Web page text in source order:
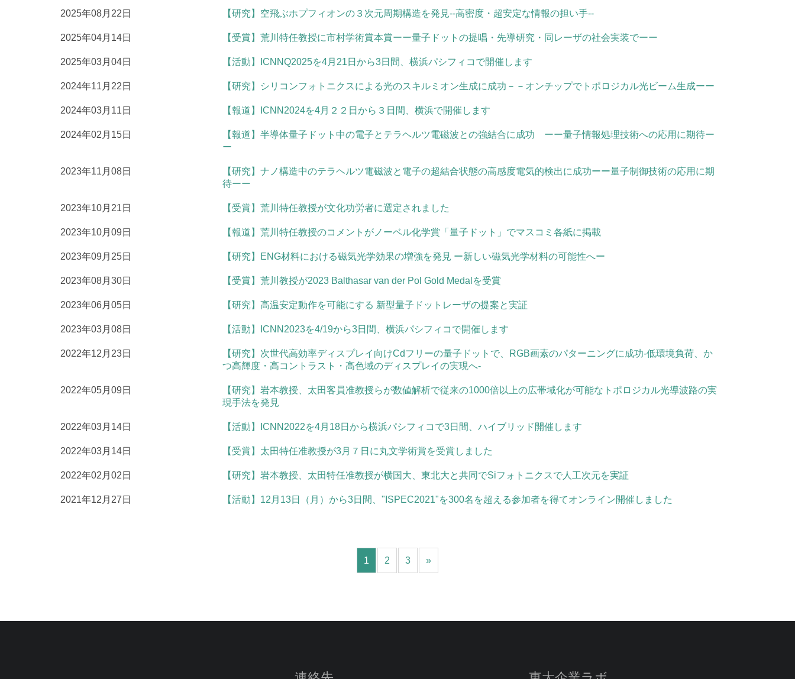
2025年08月22日 【研究】 空飛ぶホプフィオンの３次元周期構造を発見--高密度・超安定な情報の担い手--
2025年04月14日 【受賞】荒川特任教授に市村学術賞本賞ーー量子ドットの提唱・先導研究・同レーザの社会実装でーー
2025年03月04日 【活動】 ICNNQ2025を4月21日から3日間、横浜パシフィコで開催します
2024年11月22日 【研究】 シリコンフォトニクスによる光のスキルミオン生成に成功－－オンチップでトポロジカル光ビーム生成ーー
2024年03月11日 【報道】 ICNN2024を4月２２日から３日間、横浜で開催します
2024年02月15日 【報道】半導体量子ドット中の電子とテラヘルツ電磁波との強結合に成功 ーー量子情報処理技術への応用に期待ー
ー
2023年11月08日 【研究】ナノ構造中のテラヘルツ電磁波と電子の超結合状態の高感度電気的検出に成功ーー量子制御技術の応用に期
待ーー
2023年10月21日 【受賞】荒川特任教授が文化功労者に選定されました
2023年10月09日 【報道】荒川特任教授のコメントがノーベル化学賞「量子ドット」でマスコミ各紙に掲載
2023年09月25日 【研究】 ENG材料における磁気光学効果の増強を発見 ー新しい磁気光学材料の可能性へー
2023年08月30日 【受賞】荒川教授が2023 Balthasar van der Pol Gold Medalを受賞
2023年06月05日 【研究】高温安定動作を可能にする 新型量子ドットレーザの提案と実証
2023年03月08日 【活動】 ICNN2023を4/19から3日間、横浜パシフィコで開催します
2022年12月23日 【研究】 次世代高効率ディスプレイ向けCdフリーの量子ドットで、RGB画素のパターニングに成功-低環境負荷、か
つ高輝度・高コントラスト・高色域のディスプレイの実現へ-
2022年05月09日 【研究】岩本教授、太田客員准教授らが数値解析で従来の1000倍以上の広帯域化が可能なトポロジカル光導波路の実
現手法を発見
2022年03月14日 【活動】 ICNN2022を4月18日から横浜パシフィコで3日間、ハイブリッド開催します
2022年03月14日 【受賞】 太田特任准教授が3月７日に丸文学術賞を受賞しました
2022年02月02日 【研究】岩本教授、太田特任准教授が横国大、東北大と共同でSiフォトニクスで人工次元を実証
2021年12月27日 【活動】 12月13日（月）から3日間、"ISPEC2021"を300名を超える参加者を得てオンライン開催しました
1 2 3 »